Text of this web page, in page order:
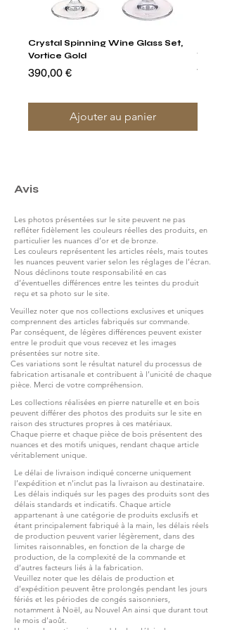
Crystal Spinning Wine Glass Set,
Vortice Gold
Prix
390,00 €
Ajouter au panier
Prix
Avis
Les photos présentées sur le site peuvent ne pas
refléter fidèlement les couleurs réelles des produits, en
particulier les nuances d’or et de bronze.
Les couleurs représentent les articles réels, mais toutes
les nuances peuvent varier selon les réglages de l’écran.
Nous déclinons toute responsabilité en cas
d’éventuelles différences entre les teintes du produit
reçu et sa photo sur le site.
Veuillez noter que nos collections exclusives et uniques
comprennent des articles fabriqués sur commande.
Par conséquent, de légères différences peuvent exister
entre le produit que vous recevez et les images
présentées sur notre site.
Ces variations sont le résultat naturel du processus de
fabrication artisanale et contribuent à l’unicité de chaque
pièce. Merci de votre compréhension.
Les collections réalisées en pierre naturelle et en bois
peuvent différer des photos des produits sur le site en
raison des structures propres à ces matériaux.
Chaque pierre et chaque pièce de bois présentent des
nuances et des motifs uniques, rendant chaque article
véritablement unique.
Le délai de livraison indiqué concerne uniquement
l’expédition et n’inclut pas la livraison au destinataire.
Les délais indiqués sur les pages des produits sont des
délais standards et indicatifs. Chaque article
appartenant à une catégorie de produits exclusifs et
étant principalement fabriqué à la main, les délais réels
de production peuvent varier légèrement, dans des
limites raisonnables, en fonction de la charge de
production, de la complexité de la commande et
d’autres facteurs liés à la fabrication.
Veuillez noter que les délais de production et
d’expédition peuvent être prolongés pendant les jours
fériés et les périodes de congés saisonniers,
notamment à Noël, au Nouvel An ainsi que durant tout
le mois d’août.